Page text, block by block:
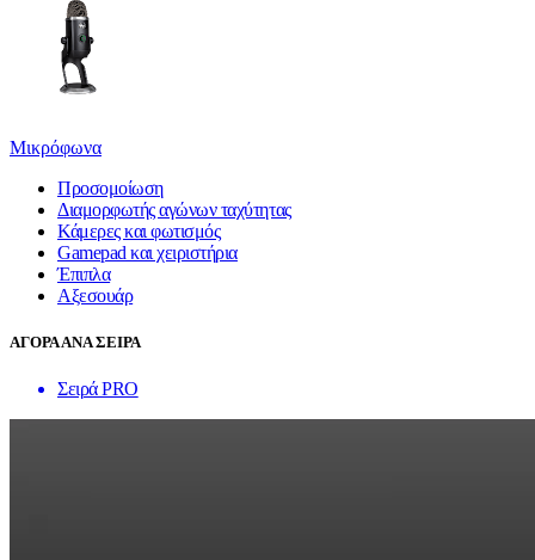
Μικρόφωνα
Προσομοίωση
Διαμορφωτής αγώνων ταχύτητας
Κάμερες και φωτισμός
Gamepad και χειριστήρια
Έπιπλα
Αξεσουάρ
ΑΓΟΡΑ ΑΝΑ ΣΕΙΡΑ
Σειρά PRO